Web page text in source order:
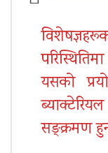
यसको
सङ्क्रमण